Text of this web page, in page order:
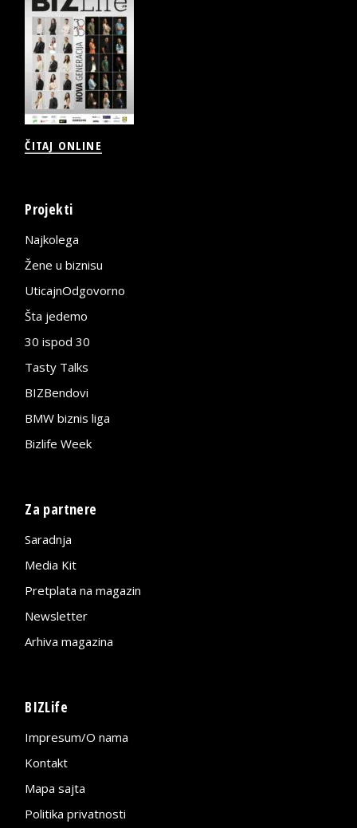
ČITAJ ONLINE
Projekti
Najkolega
Žene u biznisu
UticajnOdgovorno
Šta jedemo
30 ispod 30
Tasty Talks
BIZBendovi
BMW biznis liga
Bizlife Week
Za partnere
Saradnja
Media Kit
Pretplata na magazin
Newsletter
Arhiva magazina
BIZLife
Impresum/O nama
Kontakt
Mapa sajta
Politika privatnosti